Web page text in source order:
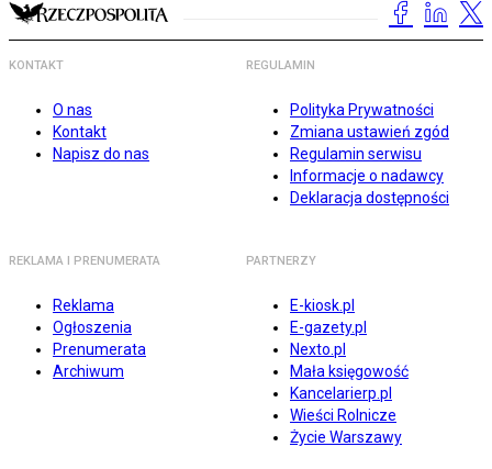
KONTAKT
O nas
Kontakt
Napisz do nas
REGULAMIN
Polityka Prywatności
Zmiana ustawień zgód
Regulamin serwisu
Informacje o nadawcy
Deklaracja dostępności
REKLAMA I PRENUMERATA
Reklama
Ogłoszenia
Prenumerata
Archiwum
PARTNERZY
E-kiosk.pl
E-gazety.pl
Nexto.pl
Mała księgowość
Kancelarierp.pl
Wieści Rolnicze
Życie Warszawy